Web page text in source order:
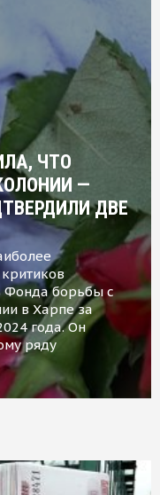
ЧТО
—
ДВЕ
Фонда борьбы с
в Харпе за
года. Он
ряду